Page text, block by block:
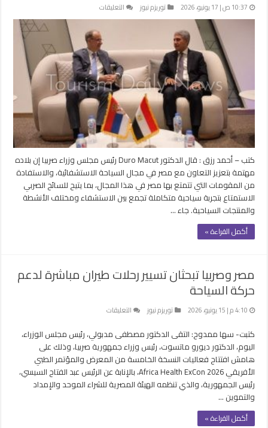
10:37 ص | 17 يونيو، 2026 توريزم نيوز التعليقات
صربيا
تسعى
للتعاون
مع
مصر
في
السياحة
الاستشفائية
والحركة
المتبادلة
مغلقة
كتب – أحمد رزق : قال الدكتور Duro Macut رئيس مجلس وزراء صربيا إن بلاده
مهتمة بتعزيز التعاون مع مصر في مجال السياحة الاستشفائية، والاستفادة
من المقومات التي تتمتع بها مصر في هذا المجال، بما يتيح للسائح الصربي
الاستمتاع بتجربة سياحية متكاملة تجمع بين الاستشفاء ومختلف الأنشطة
والمنتجات السياحية. جاء …
أكمل القراءة »
مصر وصربيا تبحثان تسيير رحلات طيران مباشرة لدعم
حركة السياحة
4:10 م | 15 يونيو، 2026 توريزم نيوز التعليقات
وصربيا
تبحثان
تسيير
رحلات
طيران
مباشرة
كتبت- سها ممدوح: التقى الدكتور مصطفى مدبولي، رئيس مجلس الوزراء،
اليوم، الدكتور ديورو ماتسوت، رئيس وزراء جمهورية صربيا، وذلك على
هامش افتتاح فعاليات النسخة الخامسة من المعرض والمؤتمر الطبي
الأفريقي Africa Health ExCon 2026، بالإنابة عن الرئيس عبد الفتاح السيسي،
رئيس الجمهورية، والذي تنظمه الهيئة المصرية للشراء الموحد والإمداد
والتموين …
أكمل القراءة »